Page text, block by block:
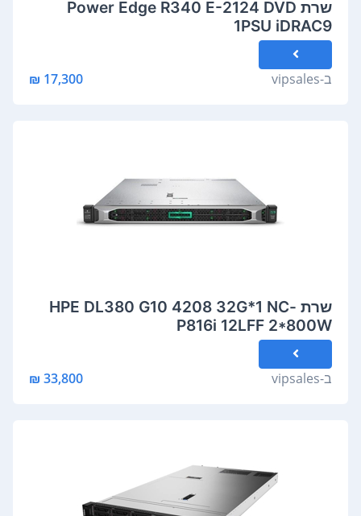
שרת Power Edge R340 E-2124 DVD
1PSU iDRAC9
ב-vipsales
17,300 ₪
שרת -HPE DL380 G10 4208 32G*1 NC
P816i 12LFF 2*800W
ב-vipsales
33,800 ₪